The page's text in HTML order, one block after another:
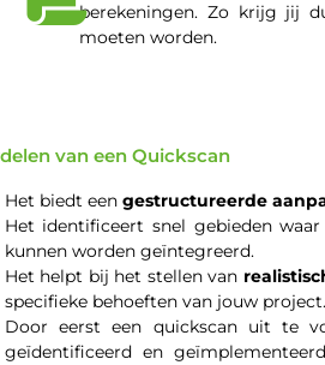
berekeningen. Zo krijg jij
moeten worden.
van een Quickscan
Het biedt een gestructureerde
Het identificeert snel gebieden
kunnen worden geïntegreerd.
Het helpt bij het stellen van
specifieke behoeften van jouw project.
Door eerst een quickscan uit te
geïdentificeerd en